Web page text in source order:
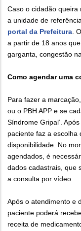
Caso o cidadão
a unidade de
portal da Prefeitura.
a partir de 18 anos
garganta, congestão
Como agendar uma
Para fazer a
ou o PBH APP e se
Síndrome Gripal’.
paciente faz a
disponibilidade. No
agendados, é
dados cadastrais, que
a consulta por vídeo.
Após o atendimento e
paciente poderá
receita de